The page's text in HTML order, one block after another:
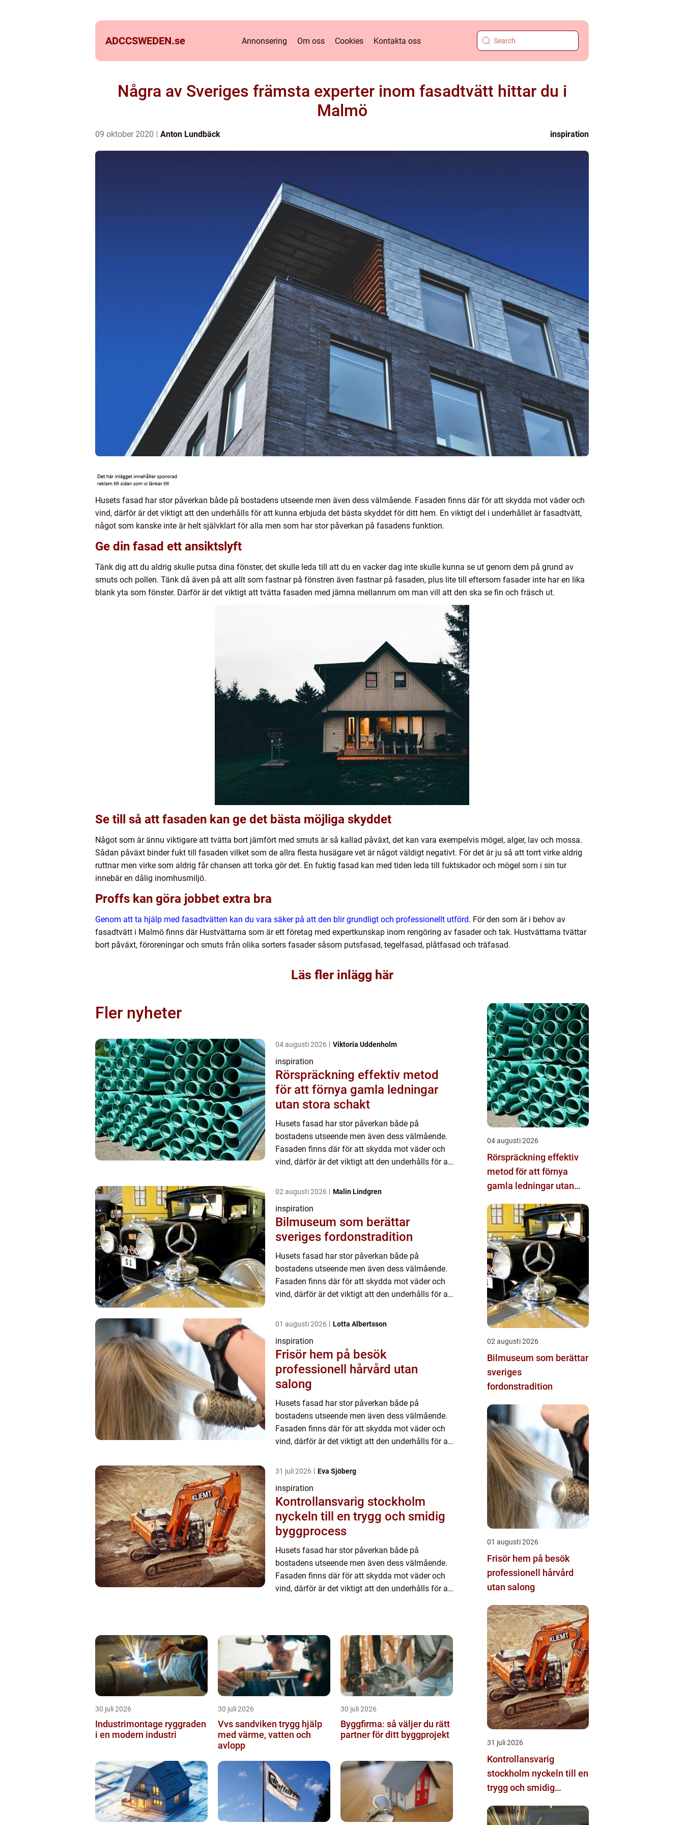
ADCCSWEDEN.se Annonsering Om oss Cookies Kontakta oss
Några av Sveriges främsta experter inom fasadtvätt hittar du i
Malmö
09 oktober 2020 Anton Lundbäck inspiration
Husets fasad har stor påverkan både på bostadens utseende men även dess välmående. Fasaden finns där för att skydda mot väder och
vind, därför är det viktigt att den underhålls för att kunna erbjuda det bästa skyddet för ditt hem. En viktigt del i underhållet är fasadtvätt,
något som kanske inte är helt självklart för alla men som har stor påverkan på fasadens funktion.
Ge din fasad ett ansiktslyft
Tänk dig att du aldrig skulle putsa dina fönster, det skulle leda till att du en vacker dag inte skulle kunna se ut genom dem på grund av
smuts och pollen. Tänk då även på att allt som fastnar på fönstren även fastnar på fasaden, plus lite till eftersom fasader inte har en lika
blank yta som fönster. Därför är det viktigt att tvätta fasaden med jämna mellanrum om man vill att den ska se fin och fräsch ut.
Se till så att fasaden kan ge det bästa möjliga skyddet
Något som är ännu viktigare att tvätta bort jämfört med smuts är så kallad påväxt, det kan vara exempelvis mögel, alger, lav och mossa.
Sådan påväxt binder fukt till fasaden vilket som de allra flesta husägare vet är något väldigt negativt. För det är ju så att torrt virke aldrig
ruttnar men virke som aldrig får chansen att torka gör det. En fuktig fasad kan med tiden leda till fuktskador och mögel som i sin tur
innebär en dålig inomhusmiljö.
Proffs kan göra jobbet extra bra
Genom att ta hjälp med fasadtvätten kan du vara säker på att den blir grundligt och professionellt utförd. För den som är i behov av
fasadtvätt i Malmö finns där Hustvättarna som är ett företag med expertkunskap inom rengöring av fasader och tak. Hustvättarna tvättar
bort påväxt, föroreningar och smuts från olika sorters fasader såsom putsfasad, tegelfasad, plåtfasad och träfasad.
Läs fler inlägg här
Fler nyheter
04 augusti 2026 Viktoria Uddenholm
inspiration
Rörspräckning effektiv metod
för att förnya gamla ledningar
utan stora schakt
Husets fasad har stor påverkan både på
bostadens utseende men även dess välmående.
Fasaden finns där för att skydda mot väder och
vind, därför är det viktigt att den underhålls för att
viktigt del i un...
02 augusti 2026 Malin Lindgren
inspiration
Bilmuseum som berättar
sveriges fordonstradition
Husets fasad har stor påverkan både på
bostadens utseende men även dess välmående.
Fasaden finns där för att skydda mot väder och
vind, därför är det viktigt att den underhålls för att
viktigt del i un...
01 augusti 2026 Lotta Albertsson
inspiration
Frisör hem på besök
professionell hårvård utan
salong
Husets fasad har stor påverkan både på
bostadens utseende men även dess välmående.
Fasaden finns där för att skydda mot väder och
vind, därför är det viktigt att den underhålls för att
viktigt del i un...
31 juli 2026 Eva Sjöberg
inspiration
Kontrollansvarig stockholm
nyckeln till en trygg och smidig
byggprocess
Husets fasad har stor påverkan både på
bostadens utseende men även dess välmående.
Fasaden finns där för att skydda mot väder och
vind, därför är det viktigt att den underhålls för att
30 juli 2026
Industrimontage ryggraden
i en modern industri
30 juli 2026
Vvs sandviken trygg hjälp
med värme, vatten och
avlopp
30 juli 2026
Byggfirma: så väljer du rätt
partner för ditt byggprojekt
04 augusti 2026
Rörspräckning effektiv
metod för att förnya
gamla ledningar utan
02 augusti 2026
Bilmuseum som berättar
sveriges
fordonstradition
01 augusti 2026
Frisör hem på besök
professionell hårvård
utan salong
31 juli 2026
Kontrollansvarig
stockholm nyckeln till en
trygg och smidig